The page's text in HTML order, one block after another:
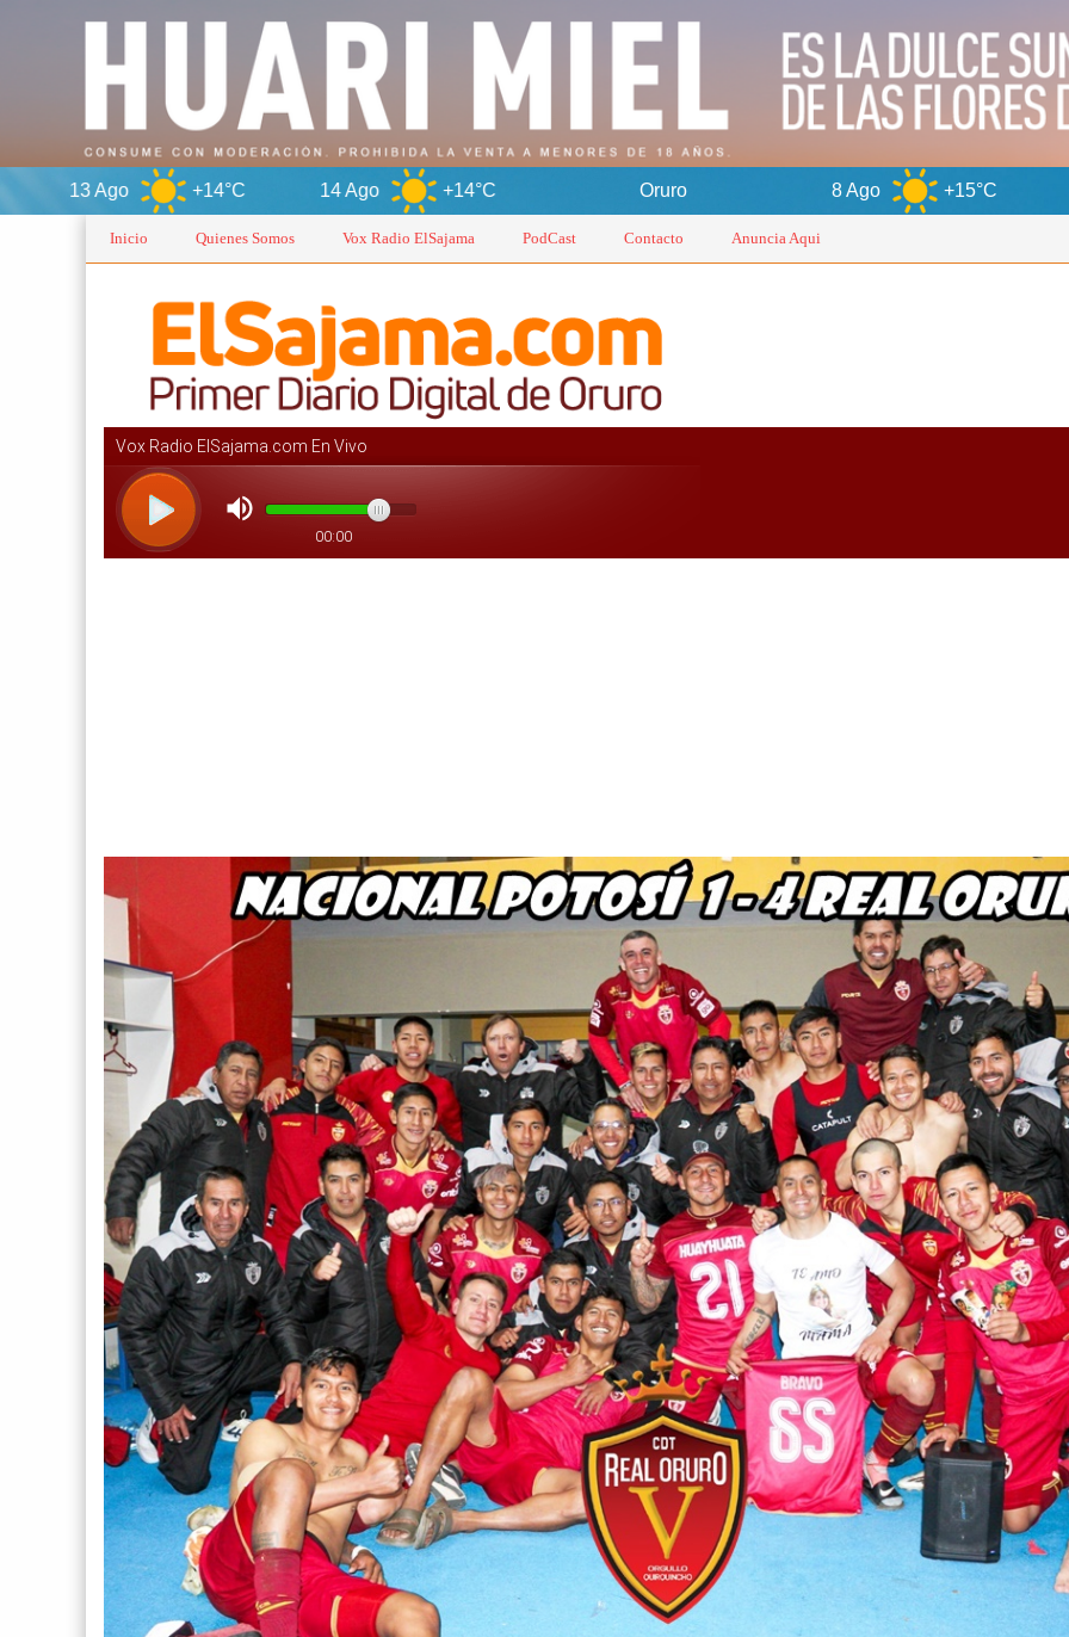
+14°C 14 Ago +14°C +15°C 9 Ago
Inicio Quienes Somos Vox Radio ElSajama PodCast Contacto Anuncia Aqui